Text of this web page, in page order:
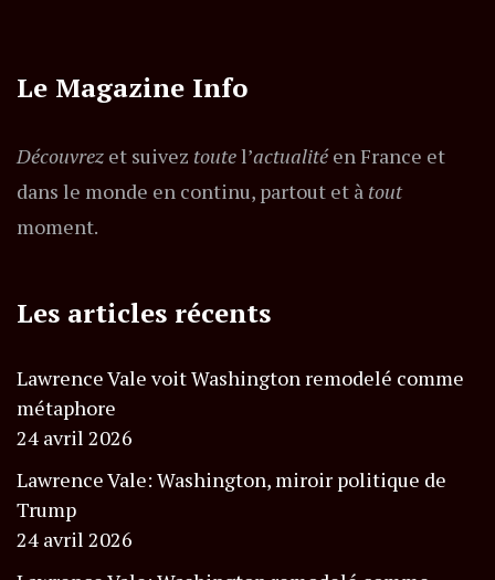
Le Magazine Info
Découvrez et suivez toutel’actualitéen France et
dans le monde en continu, partout et à tout
moment.
Les articles récents
Lawrence Vale voit Washington remodelé comme
métaphore
24 avril 2026
Lawrence Vale: Washington, miroir politique de
Trump
24 avril 2026